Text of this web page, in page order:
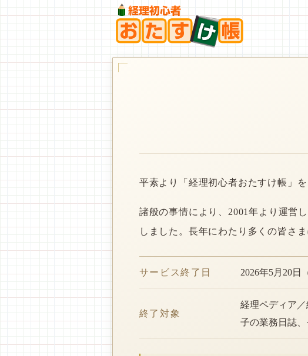
平素より「経理初心者おたすけ帳」
諸般の事情により、2001年より運営
しました。長年にわたり多くの皆さ
サービス終了日 2026年5月20日
終了対象
経理ペディア
子の業務日誌